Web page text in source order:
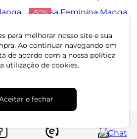
para melhorar nosso site e sua
Ao continuar navegando em
de acordo com a nossa política
utilização de cookies.
e fechar
-50%
Blusa Feminina Manga
Longa Decote V Endless
Laranja
R$ 179,99 R$ 89,99